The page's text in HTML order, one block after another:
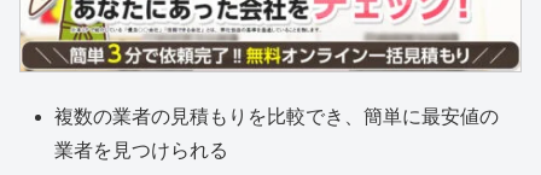
複数の業者の見積もりを比較でき、簡単に最安値の
業者を見つけられる